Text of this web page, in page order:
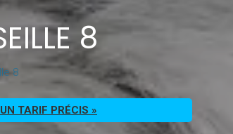
8
8
TARIF PRÉCIS »